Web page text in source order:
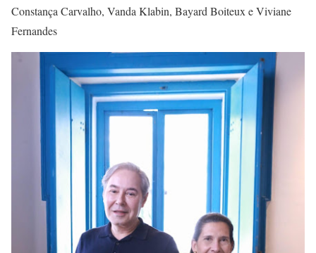
Constança Carvalho, Vanda Klabin, Bayard Boiteux e Viviane
Fernandes